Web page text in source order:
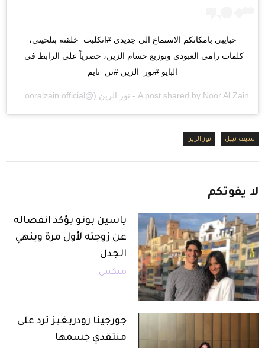
حبايبي بامكانكم الاستماع الى جديدي #انكلبت_خلقته بتلحيني،
كلمات رامي العبودي وتوزيع حسام الزين، حصرياً على الرابط في
البايو #نور_الزين #تن_تايم
A post shared by Noor Al Zain - نور الزين (@nooralzain.official) on
سيف نبيل نور الزين
لا يفوتكم
ياسين بونو يؤكد انفصاله
عن زوجته لأول مرة وينهي
الجدل
ميكس
جورجينا رودريغيز ترد على
منتقدي جسمها